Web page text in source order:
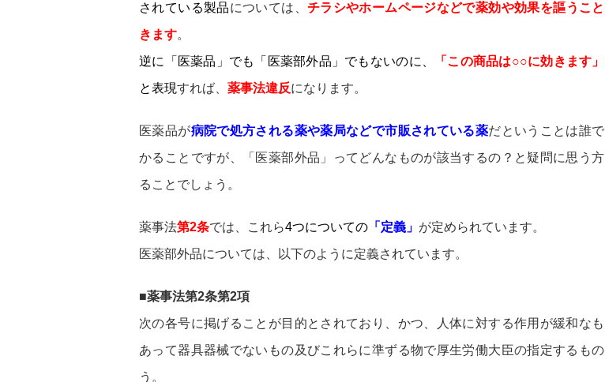
されている製品については、 チラシやホームページなどで薬効や効果を謳うこ
きます。
逆に「医薬品」でも「医薬部外品」でもないのに、
「この商品は○○に効きます」
と表現すれば、 薬事法違反になります。
医薬品が病院で処方される薬や薬局などで市販されている薬だということは誰
かることですが、「医薬部外品」ってどんなものが該当するの？と疑問に思う
ることでしょう。
薬事法第2条では、これら4つについての 「定義」 が定められています。
医薬部外品については、以下のように定義されています。
■薬事法第2条第2項
次の各号に掲げることが目的とされており、かつ、人体に対する作用が緩和な
あって器具器械でないもの及びこれらに準ずる物で厚生労働大臣の指定するも
う。